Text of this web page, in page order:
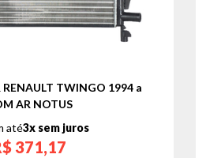
TWINGO 1994 a
AR NOTUS
até3x sem juros
371,17